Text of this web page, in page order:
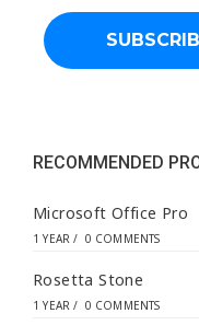
a
d
s
RECOMMENDED
Microsoft Office Pro
1 YEAR / 0 COMMENTS
Rosetta Stone
1 YEAR / 0 COMMENTS